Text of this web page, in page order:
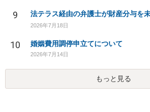
9 法テラス経由の弁護士が財産分与を
2026年7月18日
10 婚姻費用調停申立てについて
2026年7月14日
もっと見る